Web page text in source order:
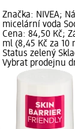
Značka: NIVEA;
micelární voda
Cena: 84,50 Kč;
ml (8,45 Kč za 10
Status zelený
Vybrat prodejnu